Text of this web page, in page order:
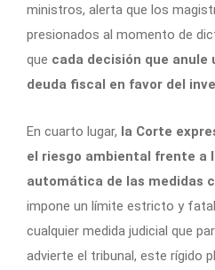
ministros, alerta que los
presionados al momento de
que cada decisión que anule
deuda fiscal en favor del
En cuarto lugar, la Corte
el riesgo ambiental frente a
automática de las medidas
impone un límite estricto y
cualquier medida judicial que
advierte el tribunal, este rígido